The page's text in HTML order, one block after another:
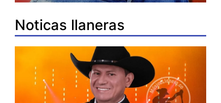
Noticas llaneras